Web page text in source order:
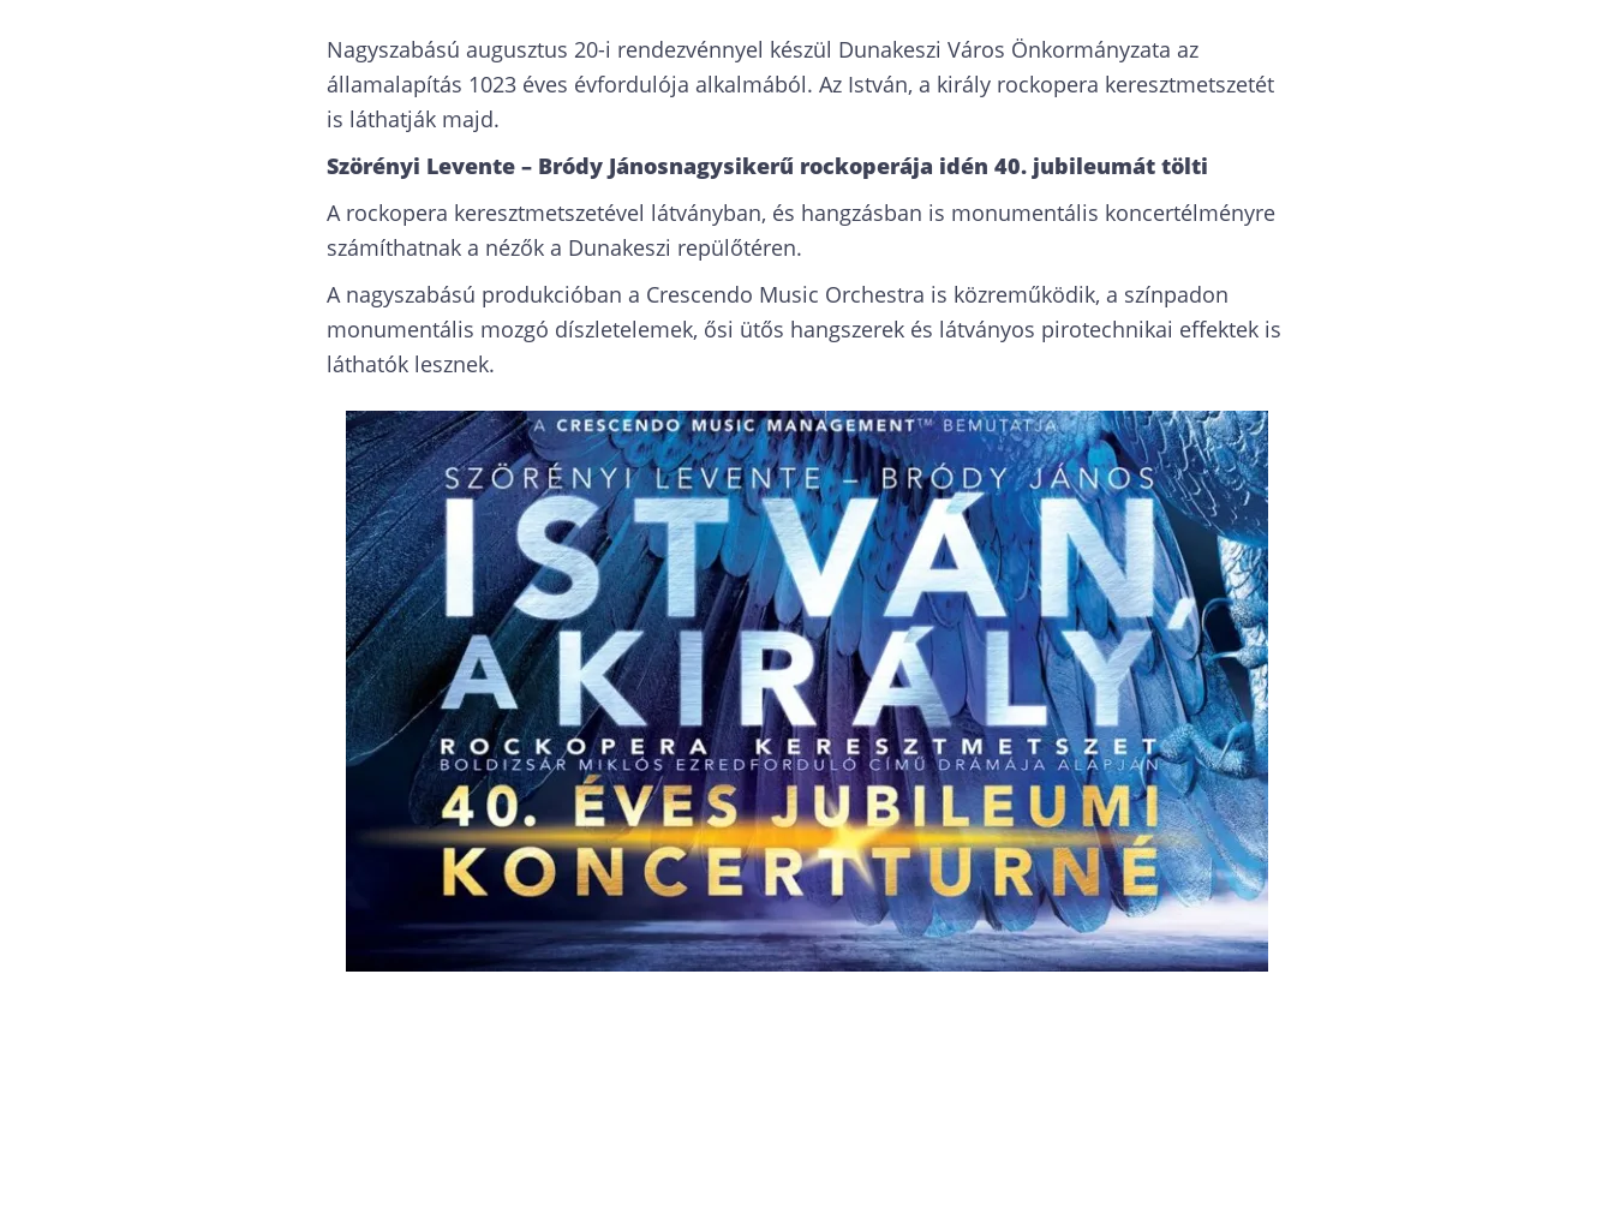
Nagyszabású augusztus 20-i rendezvénnyel készül Dunakeszi Város Önkormányzata az
államalapítás 1023 éves évfordulója alkalmából. Az István, a király rockopera keresztmetszetét
is láthatják majd.
Szörényi Levente – Bródy Jánosnagysikerű rockoperája idén 40. jubileumát tölti
A rockopera keresztmetszetével látványban, és hangzásban is monumentális koncertélményre
számíthatnak a nézők a Dunakeszi repülőtéren.
A nagyszabású produkcióban a Crescendo Music Orchestra is közreműködik, a színpadon
monumentális mozgó díszletelemek, ősi ütős hangszerek és látványos pirotechnikai effektek is
láthatók lesznek.